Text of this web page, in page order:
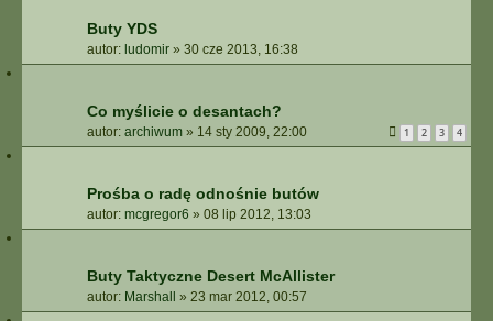
Buty YDS
autor: ludomir » 30 cze 2013, 16:38
Co myślicie o desantach?
autor: archiwum » 14 sty 2009, 22:00 1 2 3 4
Prośba o radę odnośnie butów
autor: mcgregor6 » 08 lip 2012, 13:03
Buty Taktyczne Desert McAllister
autor: Marshall » 23 mar 2012, 00:57